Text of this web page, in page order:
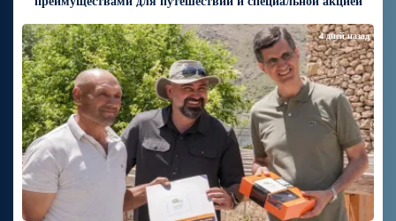
4 дней назад